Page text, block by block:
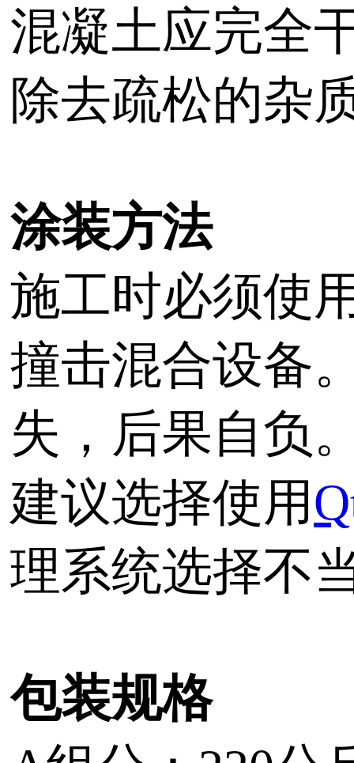
混凝土应完全
除去疏松的杂
涂装方法
施工时必须使
撞击混合设备
失，后果自负
建议选择使用
理系统选择不
包装规格